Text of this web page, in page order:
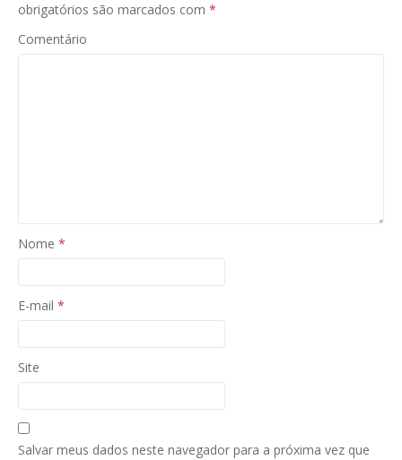
obrigatórios são marcados com *
Comentário
Nome *
E-mail *
Site
Salvar meus dados neste navegador para a próxima vez que